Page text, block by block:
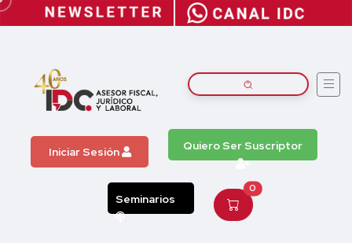
Iniciar Sesión Quiero Ser Suscriptor
Seminarios
0